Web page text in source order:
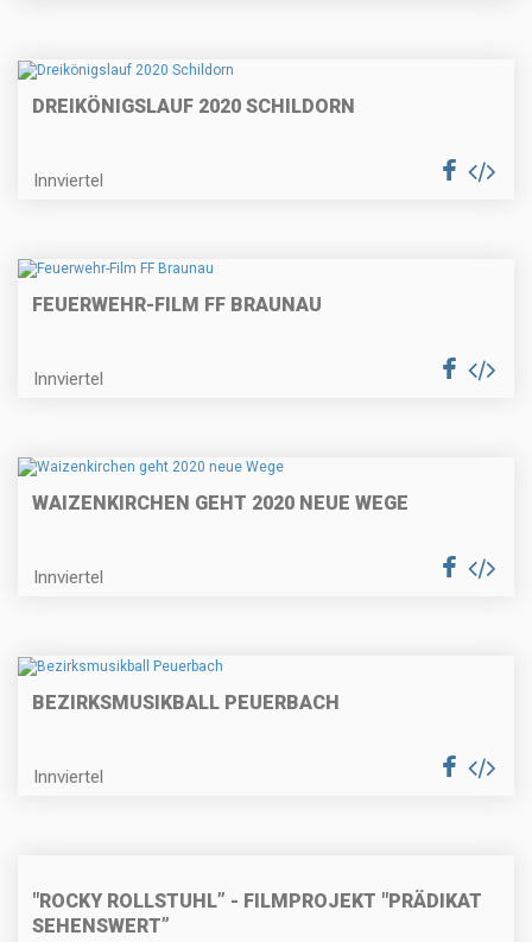
DREIKÖNIGSLAUF 2020 SCHILDORN
Innviertel
FEUERWEHR-FILM FF BRAUNAU
Innviertel
WAIZENKIRCHEN GEHT 2020 NEUE WEGE
Innviertel
BEZIRKSMUSIKBALL PEUERBACH
Innviertel
"ROCKY ROLLSTUHL” - FILMPROJEKT "PRÄDIKAT
SEHENSWERT”